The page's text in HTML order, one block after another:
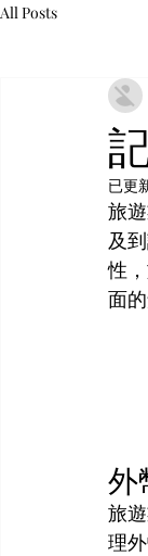
All Posts
已更
旅
及
性
面
外
旅
理